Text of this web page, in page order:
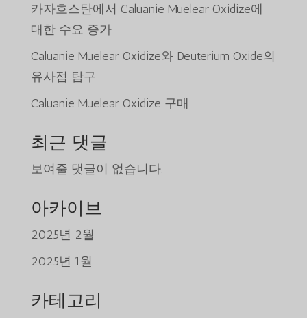
카자흐스탄에서 Caluanie Muelear Oxidize에
대한 수요 증가
Caluanie Muelear Oxidize와 Deuterium Oxide의
유사점 탐구
Caluanie Muelear Oxidize 구매
최근 댓글
보여줄 댓글이 없습니다.
아카이브
2025년 2월
2025년 1월
카테고리